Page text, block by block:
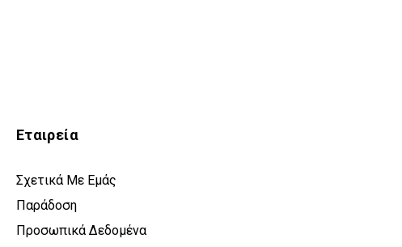
Εταιρεία
Σχετικά Με Εμάς
Παράδοση
Προσωπικά Δεδομένα